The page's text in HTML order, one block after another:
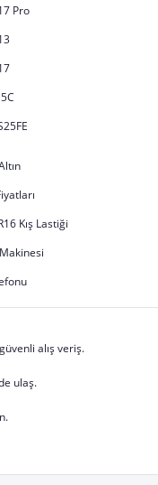
Pro
Kış Lastiği
alış veriş.
ulaş.